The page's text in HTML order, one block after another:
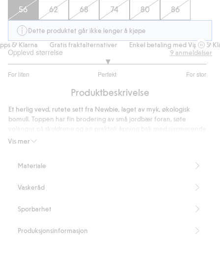
56 62 68 74 80 86
Dette produktet går ikke lenger å kjøpe
& Klarna
Gratis fraktalternativer Enkel betaling med Vipps &
Opplevd størrelse
For liten Perfekt For stor
av
8
stemmer
9 anmeldelser
Produktbeskrivelse
Vis mer
Et herlig vevd, rutete sett fra Newbie, laget av myk, økologisk
bomull. Toppen har fin brodering av små jordbær foran, søte
Newbie-knapper. Den matchende shortsen har myk strikk i både
en søt look.
Artikkelnummer
Materiale
Vaskeråd
Sporbarhet
Produksjonsinformasjon